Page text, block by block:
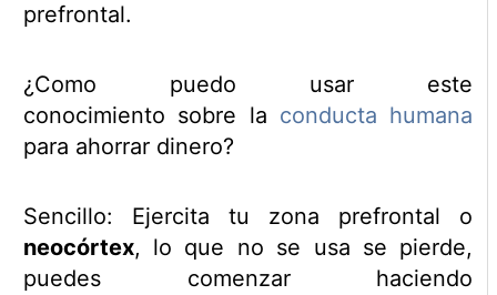
prefrontal.
¿Como puedo usar este
conocimiento sobre la conducta humana
para ahorrar dinero?
Sencillo: Ejercita tu zona prefrontal o
neocórtex, lo que no se usa se pierde,
puedes comenzar haciendo